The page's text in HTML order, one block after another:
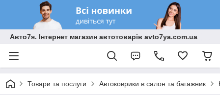
Авто7я. Інтернет магазин автотоварів avto7ya.com.ua
Товари та послуги Автоковрики в салон та багажник